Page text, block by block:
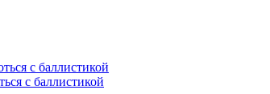
с баллистикой